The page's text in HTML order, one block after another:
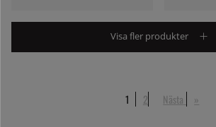
Visa fler produkter
1 2 Nästa »